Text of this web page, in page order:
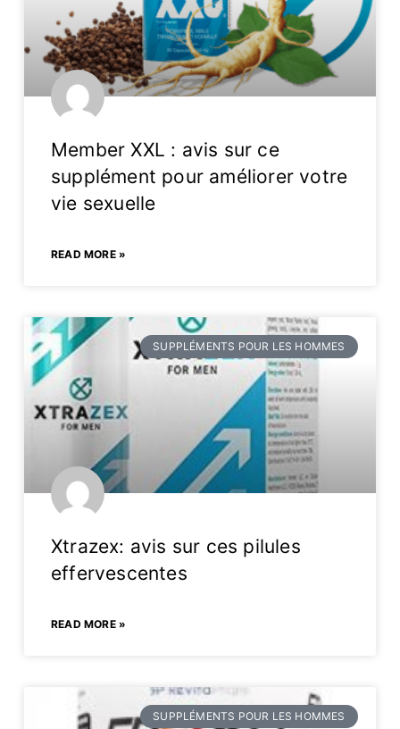
Member XXL : avis sur ce
supplément pour améliorer votre
vie sexuelle
READ MORE »
SUPPLÉMENTS POUR LES HOMMES
Xtrazex: avis sur ces pilules
effervescentes
READ MORE »
SUPPLÉMENTS POUR LES HOMMES